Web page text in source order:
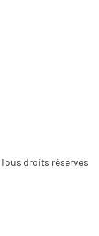
Tous droits réservés